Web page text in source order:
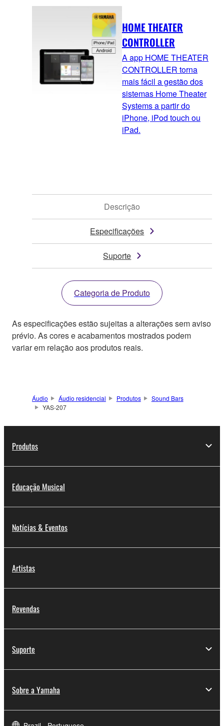
HOME THEATER
CONTROLLER
A app HOME THEATER
CONTROLLER torna
mais fácil a gestão dos
sistemas Home Theater
Systems a partir do
iPhone, iPod touch ou
iPad.
Descrição
Especificações
Suporte
Categoria de Produto
As especificações estão sujeitas a alterações sem aviso
prévio. As cores e acabamentos mostrados podem
variar em relação aos produtos reais.
Áudio Áudio residencial Produtos
Sound Bars
YAS-207
Produtos
Educação Musical
Notícias & Eventos
Artistas
Revendas
Suporte
Sobre a Yamaha